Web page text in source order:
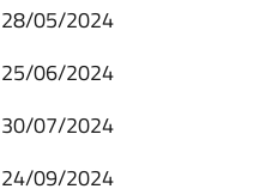
28/05/2024
25/06/2024
30/07/2024
24/09/2024